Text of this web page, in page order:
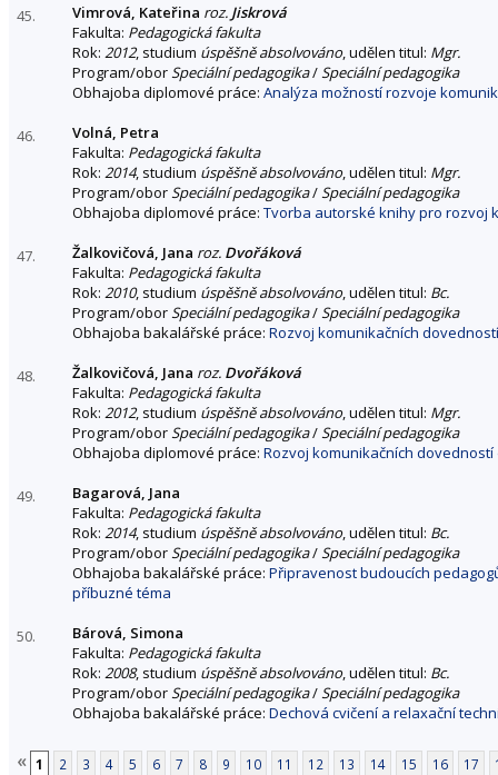
45. Vimrová, Kateřina roz. Jiskrová
Fakulta: Pedagogická fakulta
Rok: 2012, studium úspěšně absolvováno, udělen titul: Mgr.
Program/oborSpeciální pedagogika/Speciální pedagogika
Obhajoba diplomové práce: Analýza možností rozvoje
46.
Volná, Petra
Fakulta: Pedagogická fakulta
Rok: 2014, studium úspěšně absolvováno, udělen titul: Mgr.
Program/oborSpeciální pedagogika/Speciální pedagogika
Obhajoba diplomové práce: Tvorba autorské knihy pro rozvoj
47. Žalkovičová, Jana roz. Dvořáková
Fakulta: Pedagogická fakulta
Rok: 2010, studium úspěšně absolvováno, udělen titul: Bc.
Program/oborSpeciální pedagogika/Speciální pedagogika
Obhajoba bakalářské práce: Rozvoj komunikačních
48. Žalkovičová, Jana roz. Dvořáková
Fakulta: Pedagogická fakulta
Rok: 2012, studium úspěšně absolvováno, udělen titul: Mgr.
Program/oborSpeciální pedagogika/Speciální pedagogika
Obhajoba diplomové práce: Rozvoj komunikačních
49.
Bagarová, Jana
Fakulta: Pedagogická fakulta
Rok: 2014, studium úspěšně absolvováno, udělen titul: Bc.
Program/oborSpeciální pedagogika/Speciální pedagogika
Obhajoba bakalářské práce: Připravenost budoucích
příbuzné téma
50.
Bárová, Simona
Fakulta: Pedagogická fakulta
Rok: 2008, studium úspěšně absolvováno, udělen titul: Bc.
Program/oborSpeciální pedagogika/Speciální pedagogika
Obhajoba bakalářské práce: Dechová cvičení a relaxační
« 1 2 3 4 5 6 7 8 9 10 11 12 13 14 15 16 17